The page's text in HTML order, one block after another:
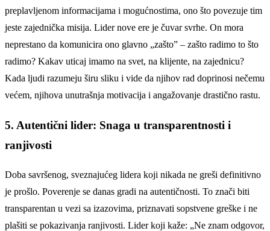
preplavljenom informacijama i mogućnostima, ono što povezuje tim
jeste zajednička misija. Lider nove ere je čuvar svrhe. On mora
neprestano da komunicira ono glavno „zašto” – zašto radimo to što
radimo? Kakav uticaj imamo na svet, na klijente, na zajednicu?
Kada ljudi razumeju širu sliku i vide da njihov rad doprinosi nečemu
većem, njihova unutrašnja motivacija i angažovanje drastično rastu.
5. Autentični lider: Snaga u transparentnosti i
ranjivosti
Doba savršenog, sveznajućeg lidera koji nikada ne greši definitivno
je prošlo. Poverenje se danas gradi na autentičnosti. To znači biti
transparentan u vezi sa izazovima, priznavati sopstvene greške i ne
plašiti se pokazivanja ranjivosti. Lider koji kaže: „Ne znam odgovor,